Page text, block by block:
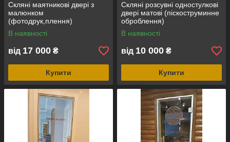
Скляні маятникові двері з
малюнком
(фотодрук,плення)
В наявності
від 17 000 ₴
Купити
Скляні розсувні одностулкові
двері матові (піскоструминне
оброблення)
В наявності
від 10 000 ₴
Купити